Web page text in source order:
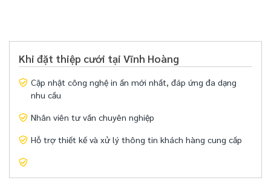
Khi đặt thiệp cưới tại Vĩnh Hoàng
Cập nhật công nghệ in ấn mới nhất, đáp ứng đa dạng
nhu cầu
Nhân viên tư vấn chuyên nghiệp
Hỗ trợ thiết kế và xử lý thông tin khách hàng cung cấp